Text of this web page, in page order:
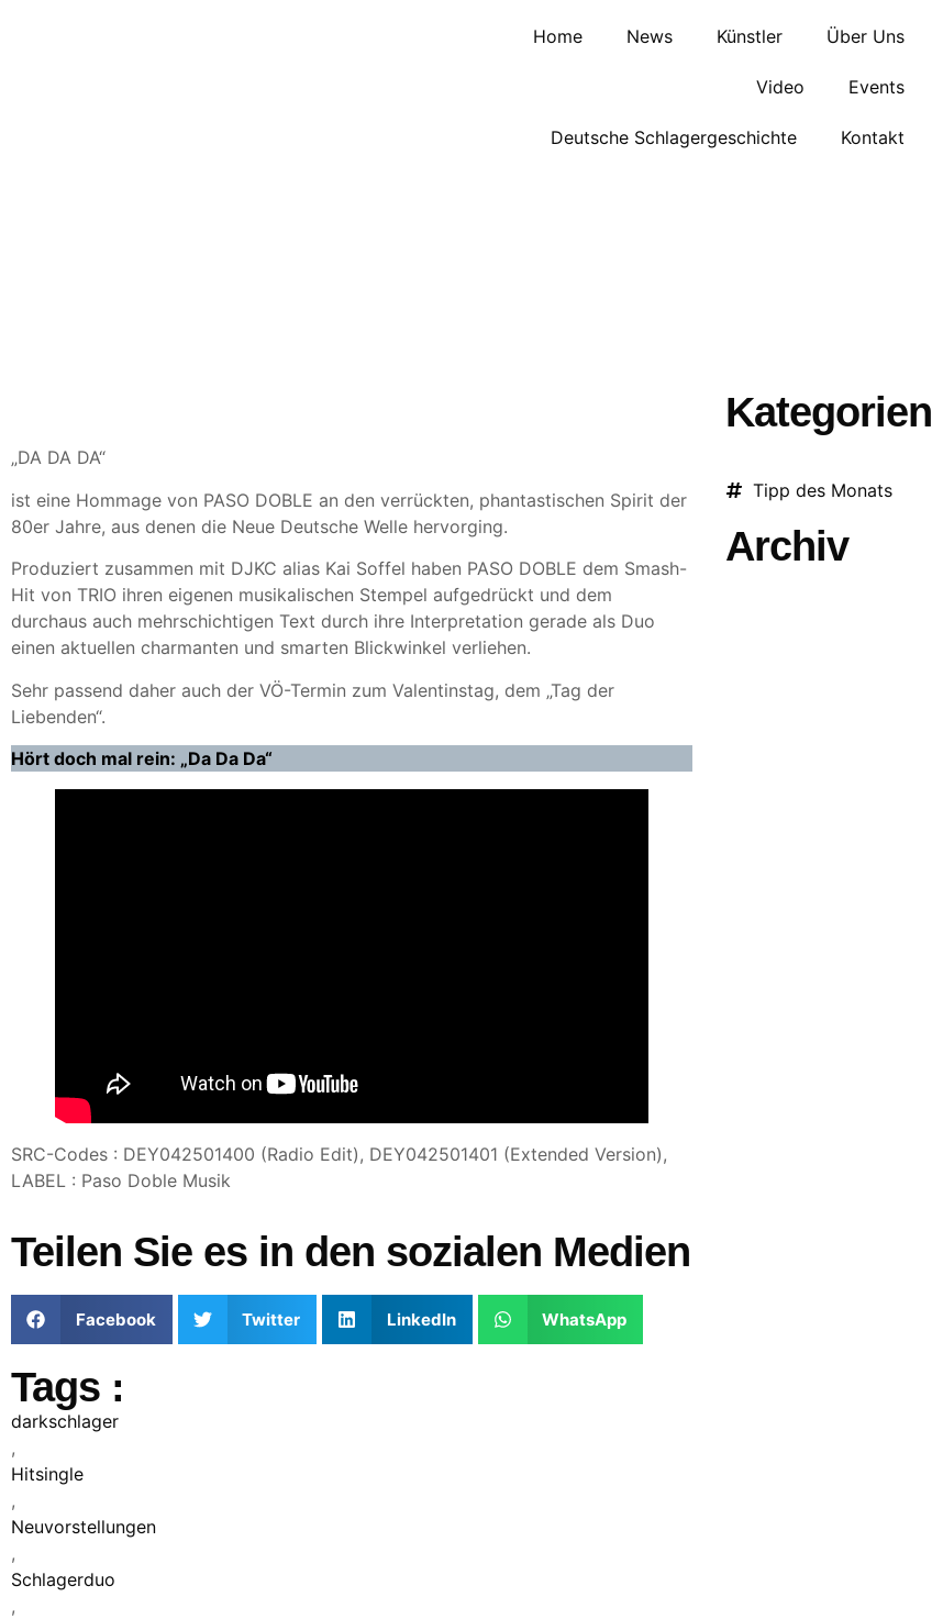
Home News Künstler Über Uns
Video Events
Deutsche Schlagergeschichte Kontakt
„DA DA DA“
ist eine Hommage von PASO DOBLE an den verrückten, phantastischen Spirit der
80er Jahre, aus denen die Neue Deutsche Welle hervorging.
Produziert zusammen mit DJKC alias Kai Soffel haben PASO DOBLE dem Smash-
Hit von TRIO ihren eigenen musikalischen Stempel aufgedrückt und dem
durchaus auch mehrschichtigen Text durch ihre Interpretation gerade als Duo
einen aktuellen charmanten und smarten Blickwinkel verliehen.
Sehr passend daher auch der VÖ-Termin zum Valentinstag, dem „Tag der
Liebenden“.
Hört doch mal rein: „Da Da Da“
SRC-Codes : DEY042501400 (Radio Edit), DEY042501401 (Extended Version),
LABEL : Paso Doble Musik
Teilen Sie es in den sozialen Medien
Facebook Twitter LinkedIn WhatsApp
Tags :
darkschlager
,
Hitsingle
,
Neuvorstellungen
,
Schlagerduo
,
Kategorien
Tipp des Monats
Archiv